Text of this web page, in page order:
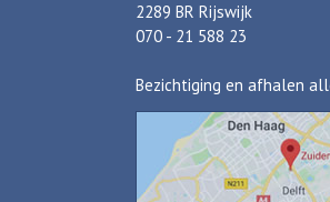
2289 BR Rijswijk
070 - 21 588 23
Bezichtiging en afhalen